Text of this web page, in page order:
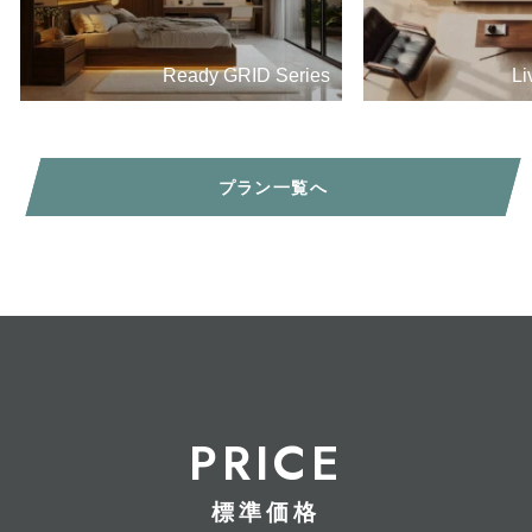
Ready GRID Series
プラン一覧へ
PRICE
標準価格